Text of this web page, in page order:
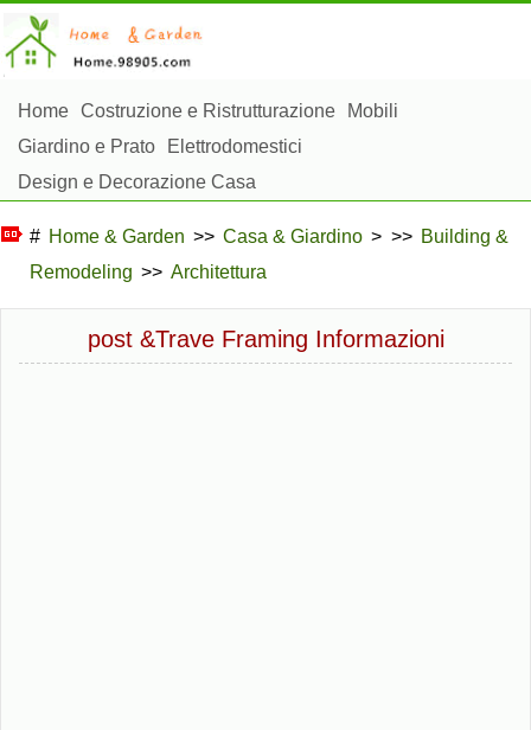
Home Costruzione e Ristrutturazione
Mobili
Giardino e Prato
Elettrodomestici
Design e Decorazione Casa
Paesaggistica e Costruzioni Esterne
# Home & Garden >> Casa & Giardino > >> Building &
Remodeling >> Architettura
post &Trave Framing Informazioni